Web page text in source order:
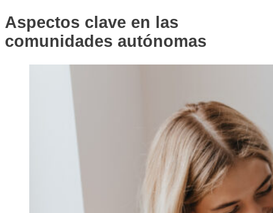
Aspectos clave en las
comunidades autónomas